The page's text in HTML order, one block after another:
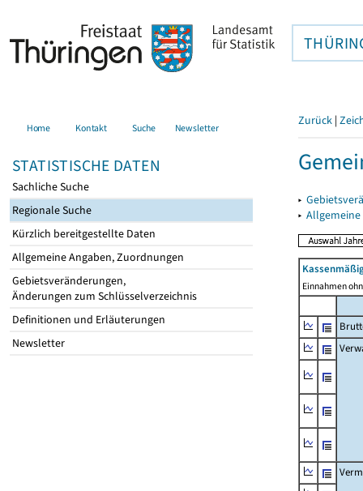
Home Kontakt Suche Newsletter
STATISTISCHE DATEN
Sachliche Suche
Regionale Suche
Kürzlich bereitgestellte Daten
Allgemeine Angaben, Zuordnungen
Gebietsveränderungen,
Änderungen zum Schlüsselverzeichnis
Definitionen und Erläuterungen
Newsletter
Zurück |
▸
▸
Einnahmen